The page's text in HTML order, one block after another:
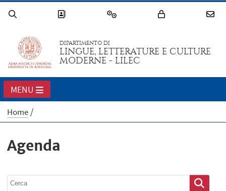
DIPARTIMENTO DI
LINGUE, LETTERATURE E CULTURE
MODERNE - LILEC
MENU
Home
Agenda